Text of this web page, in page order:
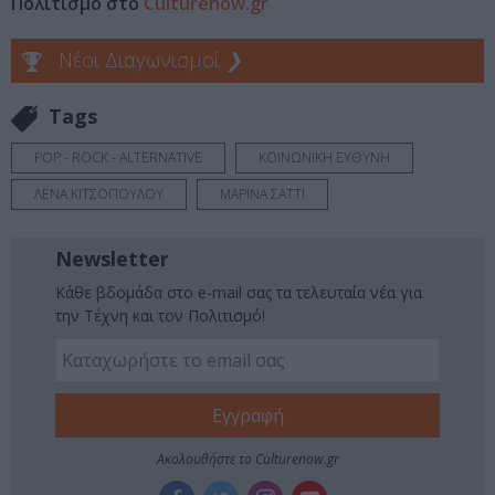
Νέοι Διαγωνισμοί ❯
Tags
POP - ROCK - ALTERNATIVE
ΚΟΙΝΩΝΙΚΗ ΕΥΘΥΝΗ
ΛΕΝΑ ΚΙΤΣΟΠΟΥΛΟΥ
ΜΑΡΙΝΑ ΣΑΤΤΙ
Newsletter
Κάθε βδομάδα στο e-mail σας τα τελευταία νέα για
την Τέχνη και τον Πολιτισμό!
Ακολουθήστε το Culturenow.gr